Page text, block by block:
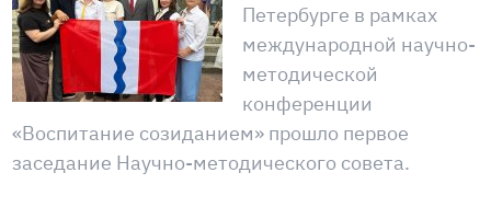
Петербурге в рамках
международной научно-
методической
конференции
«Воспитание созиданием» прошло первое
заседание Научно-методического совета.